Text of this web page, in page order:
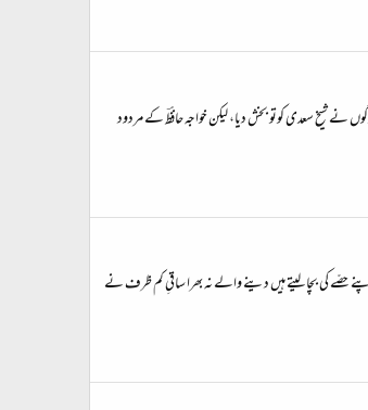
نے شیخ سعدی کوتو بخش دیا، لیکن خواجہ حافظؔ کے مردود
حصّے کی بچا لیتے ہیں دینے والے نہ بھرا ساقیِ کم ظرف نے